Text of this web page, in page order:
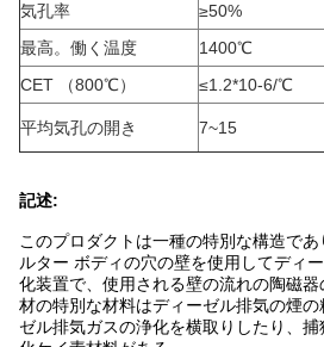
気孔率 ≥50%
最高。働く温度
1400℃
CET （800℃）
≤1.2*10-6/℃
平均気孔の開き 7~15
記述:
このプロダクトは一種の特別な構造で
ルター ボディの穴の壁を使用してディ
化装置で、使用される壁の流れの陶磁
材の特別な材料はディーゼル排気の煙
ゼル排気ガスの浄化を横取りしたり、